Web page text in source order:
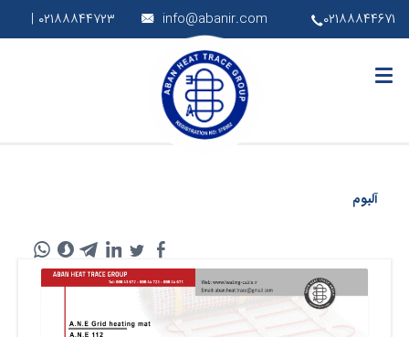
info@abanir.com ۰۲۱۸۸۸۴۴۷۲۳ | ۰۲۱۸۸۸۴۴۶۷۱
آلبوم